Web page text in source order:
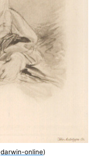
darwin-online)